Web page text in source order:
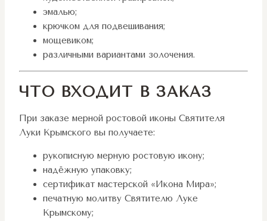
эмалью;
крючком для подвешивания;
мощевиком;
различными вариантами золочения.
ЧТО ВХОДИТ В ЗАКАЗ
При заказе мерной ростовой иконы Святителя
Луки Крымского вы получаете:
рукописную мерную ростовую икону;
надёжную упаковку;
сертификат мастерской «Икона Мира»;
печатную молитву Святителю Луке
Крымскому;